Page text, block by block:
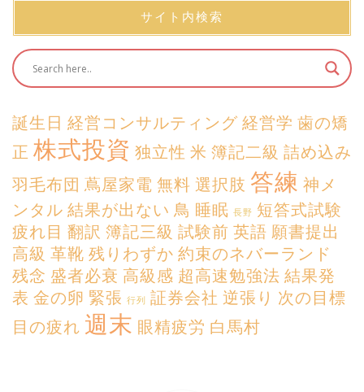
サイト内検索
誕生日 経営コンサルティング 経営学 歯の矯
正 株式投資 独立性 米 簿記二級 詰め込み
羽毛布団 蔦屋家電 無料 選択肢 答練 神メ
ンタル 結果が出ない 鳥 睡眠 長野 短答式試験
疲れ目 翻訳 簿記三級 試験前 英語 願書提出
高級 革靴 残りわずか 約束のネバーランド
残念 盛者必衰 高級感 超高速勉強法 結果発
表 金の卵 緊張 行列 証券会社 逆張り 次の目標
目の疲れ 週末 眼精疲労 白馬村